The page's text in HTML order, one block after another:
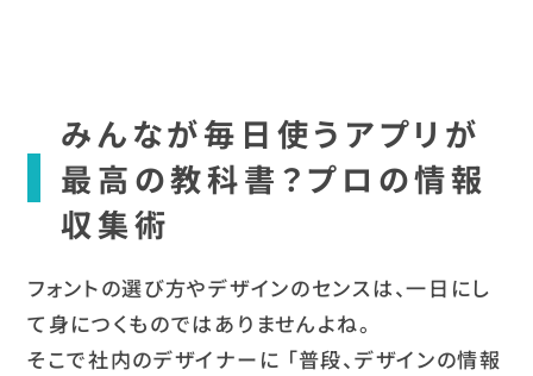
みんなが毎日使うアプリが
最高の教科書？プロの情報
収集術
フォントの選び方やデザインのセンスは、一日にし
て身につくものではありませんよね。
そこで社内のデザイナーに 「普段、デザインの情報